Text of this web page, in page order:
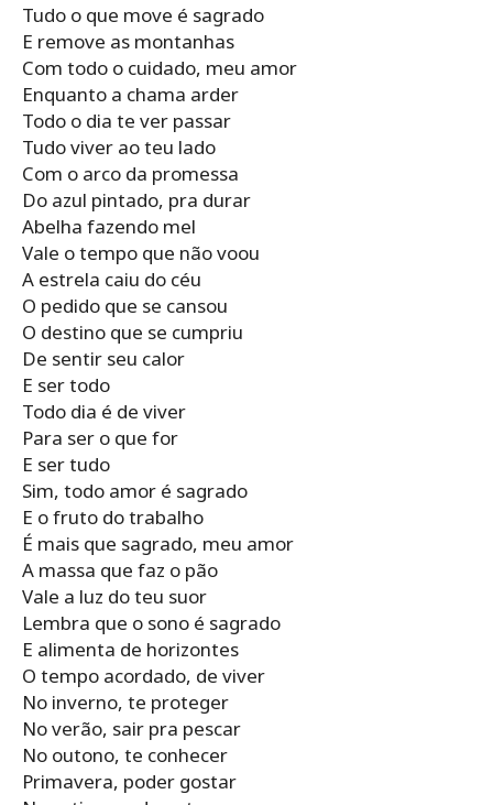
Tudo o que move é sagrado
E remove as montanhas
Com todo o cuidado, meu amor
Enquanto a chama arder
Todo o dia te ver passar
Tudo viver ao teu lado
Com o arco da promessa
Do azul pintado, pra durar
Abelha fazendo mel
Vale o tempo que não voou
A estrela caiu do céu
O pedido que se cansou
O destino que se cumpriu
De sentir seu calor
E ser todo
Todo dia é de viver
Para ser o que for
E ser tudo
Sim, todo amor é sagrado
E o fruto do trabalho
É mais que sagrado, meu amor
A massa que faz o pão
Vale a luz do teu suor
Lembra que o sono é sagrado
E alimenta de horizontes
O tempo acordado, de viver
No inverno, te proteger
No verão, sair pra pescar
No outono, te conhecer
Primavera, poder gostar